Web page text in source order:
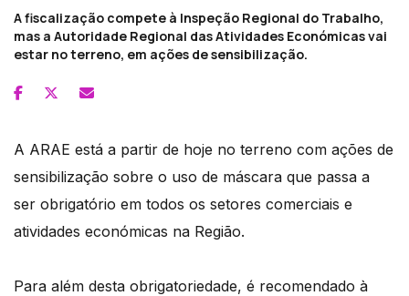
A fiscalização compete à Inspeção Regional do Trabalho,
mas a Autoridade Regional das Atividades Económicas vai
estar no terreno, em ações de sensibilização.
A ARAE está a partir de hoje no terreno com ações de
sensibilização sobre o uso de máscara que passa a
ser obrigatório em todos os setores comerciais e
atividades económicas na Região.
Para além desta obrigatoriedade, é recomendado à